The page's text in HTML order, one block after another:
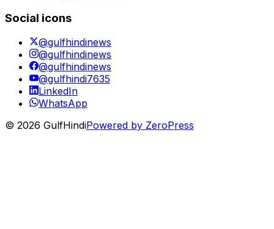
Social icons
@gulfhindinews
@gulfhindinews
@gulfhindinews
@gulfhindi7635
LinkedIn
WhatsApp
© 2026 GulfHindiPowered by ZeroPress